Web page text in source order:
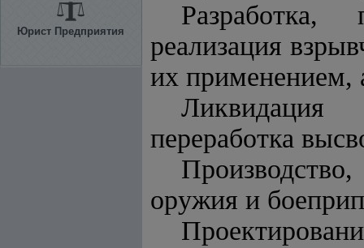
Юрист Предприятия
Разработка,
реализация
их применением,
Ликвидация
переработка
оружия и